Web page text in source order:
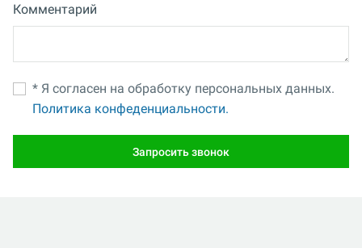
Комментарий
* Я согласен на обработку персональных данных.
Политика конфеденциальности.
Запросить звонок